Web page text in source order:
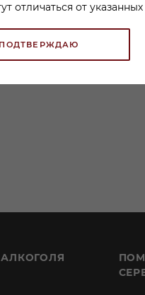
отличаться от указанных
ПОДТВЕРЖДАЮ